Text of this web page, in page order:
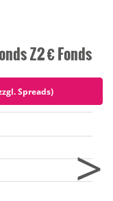
Z2 € Fonds
Spreads)
>